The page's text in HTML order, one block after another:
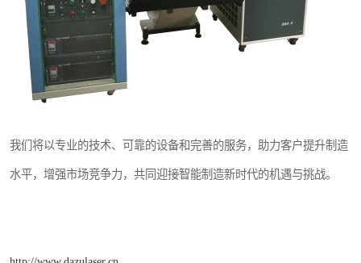
我们将以专业的技术、可靠的设备和完善的服务，助力客户提升制造
水平，增强市场竞争力，共同迎接智能制造新时代的机遇与挑战。